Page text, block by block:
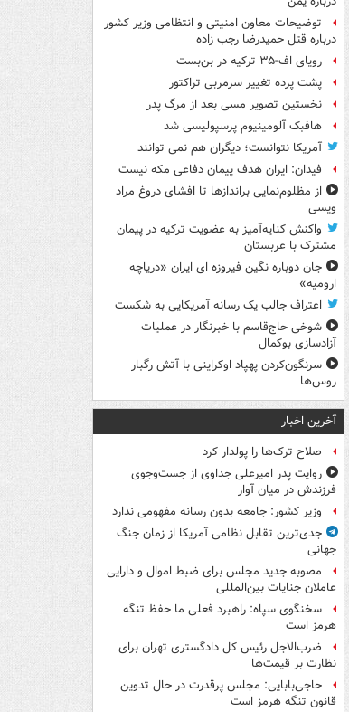
توضیحات معاون امنیتی و انتظامی وزیر کشور
درباره قتل حمیدرضا رجب زاده
رویای اف-۳۵ ترکیه در بن‌بست
پشت پرده تغییر سرمربی تراکتور
نخستین تصویر مسی بعد از مرگ پدر
هافبک آلومینیوم پرسپولیسی شد
آمریکا نتوانست؛ دیگران هم نمی توانند
فیدان: ایران هدف پیمان دفاعی مکه نیست
از مظلوم‌نمایی براندازها تا افشای دروغ مراد
ویسی
واکنش کنایه‌آمیز به عضویت ترکیه در پیمان
مشترک با عربستان
جان دوباره نگین فیروزه ای ایران «دریاچه
ارومیه»
اعتراف جالب یک رسانه آمریکایی به شکست
شوخی حاج‌قاسم با خبرنگار در عملیات
آزادسازی بوکمال
سرنگون‌کردن پهپاد اوکراینی با آتش رگبار
روس‌ها
آخرین اخبار
صلاح ترک‌ها را پولدار کرد
روایت پدر امیرعلی جداوی از جست‌وجوی
فرزندش در میان آوار
وزیر کشور: جامعه بدون رسانه مفهومی ندارد
جدی‌ترین تقابل نظامی آمریکا از زمان جنگ
جهانی
مصوبه جدید مجلس برای ضبط اموال و دارایی
عاملان جنایات بین‌المللی
سخنگوی سپاه: راهبرد فعلی ما حفظ تنگه
هرمز است
ضرب‌الاجل رئیس کل دادگستری تهران برای
نظارت بر قیمت‌ها
حاجی‌بابایی: مجلس پرقدرت در حال تدوین
قانون تنگه هرمز است